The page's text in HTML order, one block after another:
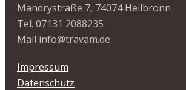
Mandrystraße 7, 74074 Heilbronn
Tel. 07131 2088235
Mail info@travam.de
Impressum
Datenschutz